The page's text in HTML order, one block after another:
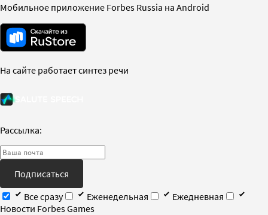
Мобильное приложение Forbes Russia на Android
На сайте работает синтез речи
Рассылка:
Подписаться
Все сразу
Еженедельная
Ежедневная
Новости Forbes Games